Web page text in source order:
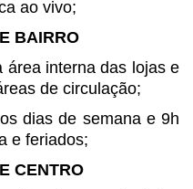
ao vivo;
BAIRRO
áreainterna das lojas e
de circulação;
dias de semana e9h
e feriados;
CENTRO